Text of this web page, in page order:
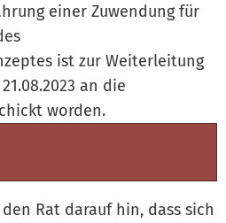
einer Zuwendung für
ist zur Weiterleitung
an die
worden.
Rat darauf hin, dass sich